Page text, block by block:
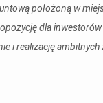
położoną w
dla
i realizację